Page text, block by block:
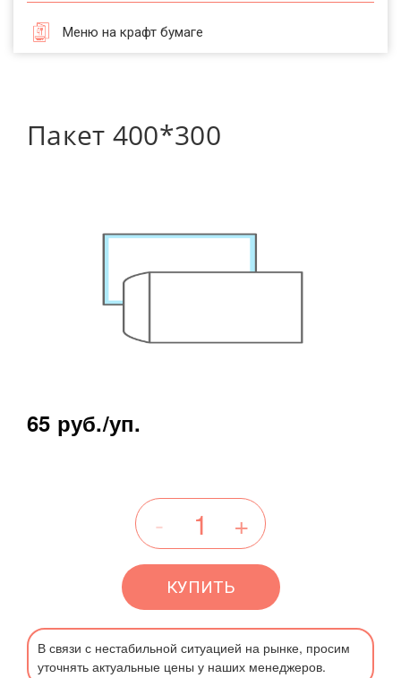
Меню на крафт бумаге
Пакет 400*300
65 руб./уп.
КУПИТЬ
В связи с нестабильной ситуацией на рынке, просим
уточнять актуальные цены у наших менеджеров.